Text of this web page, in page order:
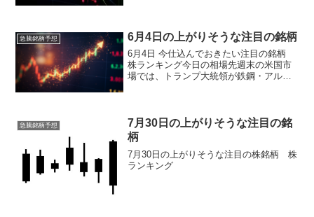
急騰銘柄予想 6月4日の上がりそうな注目の銘柄
6月4日 今仕込んでおきたい注目の銘柄
株ランキング今日の相場先週末の米国市
場では、トランプ大統領が鉄鋼・アルミ
導体株の買い戻し...
急騰銘柄予想
7月30日の上がりそうな注目の銘
柄
7月30日の上がりそうな注目の株銘柄 株
ランキング